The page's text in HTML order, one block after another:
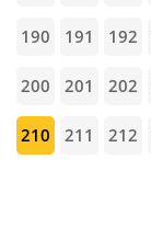
190 191 192
200 201 202
210 211 212